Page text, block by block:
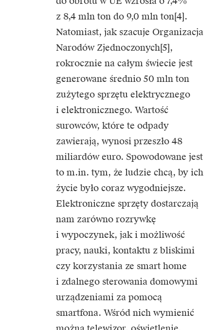
z 8,4 mln ton do 9,0 mln ton[4].
Natomiast, jak szacuje Organizacja
Narodów Zjednoczonych[5],
rokrocznie na całym świecie jest
generowane średnio 50 mln ton
zużytego sprzętu elektrycznego
i elektronicznego. Wartość
surowców, które te odpady
zawierają, wynosi przeszło 48
miliardów euro. Spowodowane jest
to m.in. tym, że ludzie chcą, by ich
życie było coraz wygodniejsze.
Elektroniczne sprzęty dostarczają
nam zarówno rozrywkę
i wypoczynek, jak i możliwość
pracy, nauki, kontaktu z bliskimi
czy korzystania ze smart home
i zdalnego sterowania domowymi
urządzeniami za pomocą
smartfona. Wśród nich wymienić